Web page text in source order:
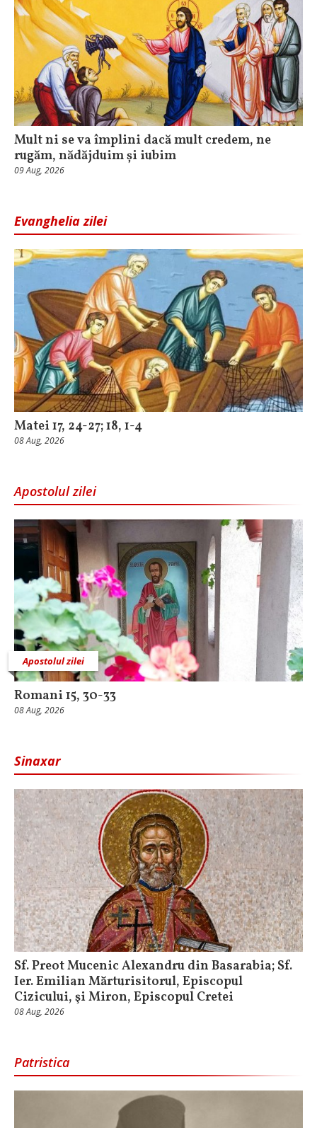
Mult ni se va împlini dacă mult credem, ne
rugăm, nădăjduim și iubim
09 Aug, 2026
Evanghelia zilei
Matei 17, 24-27; 18, 1-4
08 Aug, 2026
Apostolul zilei
Apostolul zilei
Romani 15, 30-33
08 Aug, 2026
Sinaxar
Sf. Preot Mucenic Alexandru din Basarabia; Sf.
Ier. Emilian Mărturisitorul, Episcopul
Cizicului, şi Miron, Episcopul Cretei
08 Aug, 2026
Patristica